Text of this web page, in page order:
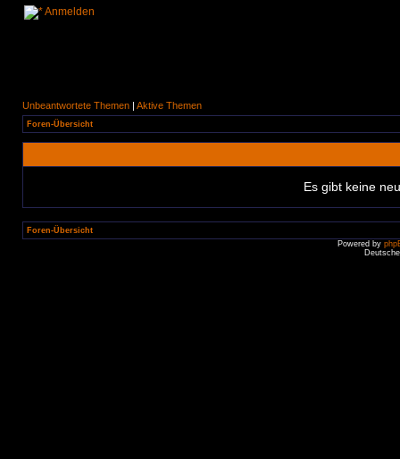
Anmelden
Unbeantwortete Themen | Aktive Themen
Foren-Übersicht
Es gibt keine
Foren-Übersicht
Powered by